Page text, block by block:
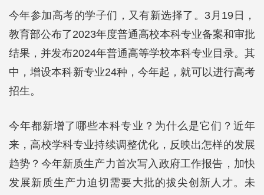
今年参加高考的学子们，又有新选择了。3月19日，
教育部公布了2023年度普通高校本科专业备案和审批
结果，并发布2024年普通高等学校本科专业目录。其
中，增设本科新专业24种，今年起，就可以进行高考
招生。
今年都新增了哪些本科专业？为什么是它们？近年
来，高校学科专业持续调整优化，反映出怎样的发展
趋势？今年新质生产力首次写入政府工作报告，加快
发展新质生产力迫切需要大批的拔尖创新人才。未